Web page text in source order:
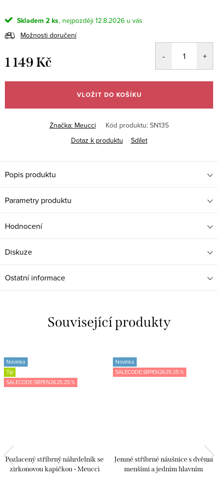
Skladem 2 ks
12.8.2026
Možnosti doručení
1 149 Kč
cena:
VLOŽIT DO KOŠÍKU
Značka: Meucci Kód produktu: SN135
Dotaz k produktu
Sdílet
Popis produktu
Parametry produktu
Hodnocení
Diskuze
Ostatní informace
Související produkty
Novinka
Tip
SALECODE:SRPEN2625:25:%
Pozlacený stříbrný náhrdelník se
zirkonovou kapičkou - Meucci
Novinka
SALECODE:SRPEN2625:25:%
Jemné stříbrné náušnice s dvěma
menšími a jedním hlavním